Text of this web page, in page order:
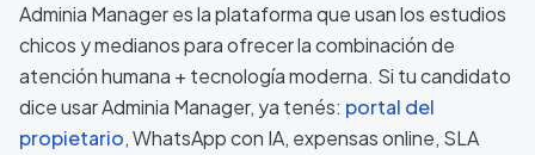
Adminia Manager es la plataforma que usan los estudios
chicos y medianos para ofrecer la combinación de
atención humana + tecnología moderna. Si tu candidato
dice usar Adminia Manager, ya tenés: portal del
propietario, WhatsApp con IA, expensas online, SLA